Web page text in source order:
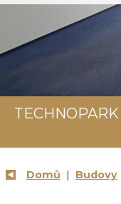
Domů | Budovy